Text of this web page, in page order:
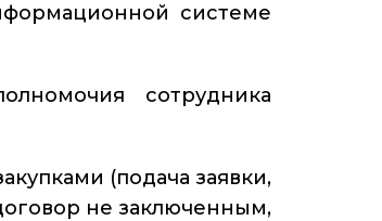
системе
сотрудника
(подача заявки,
не заключенным,